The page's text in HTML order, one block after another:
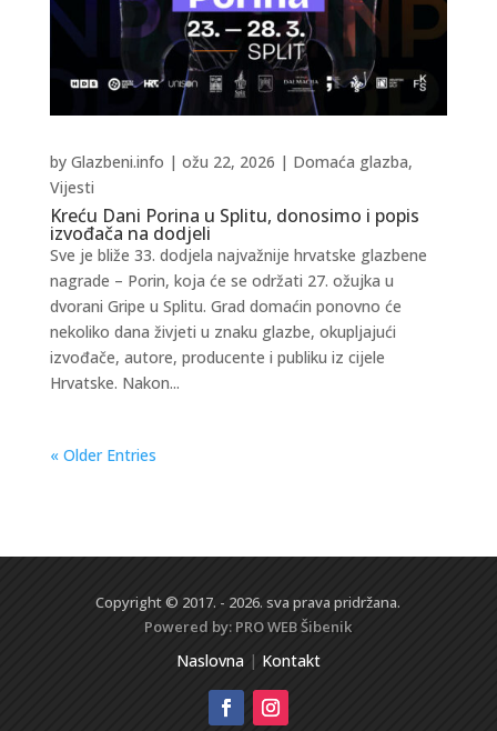
Kreću Dani Porina u Splitu, donosimo i popis
izvođača na dodjeli
by Glazbeni.info | ožu 22, 2026 | Domaća glazba,
Vijesti
Sve je bliže 33. dodjela najvažnije hrvatske glazbene
nagrade – Porin, koja će se održati 27. ožujka u
dvorani Gripe u Splitu. Grad domaćin ponovno će
nekoliko dana živjeti u znaku glazbe, okupljajući
izvođače, autore, producente i publiku iz cijele
Hrvatske. Nakon...
« Older Entries
Copyright © 2017. - 2026. sva prava pridržana.
Powered by: PRO WEBŠibenik
Naslovna| Kontakt